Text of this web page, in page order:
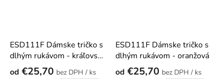
ESD111F Dámske tričko s
dlhým rukávom - kráľovská
modrá
od €25,70
/ ks
ESD111F Dámske tričko s
dlhým rukávom - oranžová
od €25,70
/ ks